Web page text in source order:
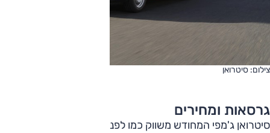
צילום: סיטרואן
גרסאות ומחירים
סיטרואן ג'מפי המחודש משווק כמו לפני חידושו עם מנוע